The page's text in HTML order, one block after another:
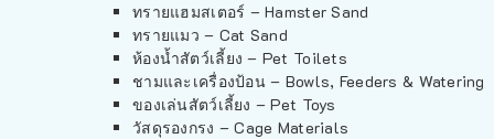
ทรายแฮมสเตอร์ – Hamster Sand
ทรายแมว – Cat Sand
ห้องน้ำสัตว์เลี้ยง – Pet Toilets
ชามและเครื่องป้อน – Bowls, Feeders & Watering
ของเล่นสัตว์เลี้ยง – Pet Toys
วัสดุรองกรง – Cage Materials